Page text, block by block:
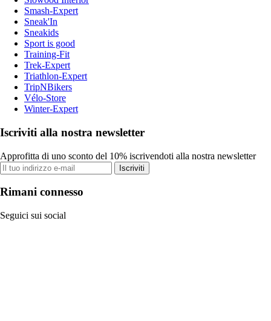
Smash-Expert
Sneak'In
Sneakids
Sport is good
Training-Fit
Trek-Expert
Triathlon-Expert
TripNBikers
Vélo-Store
Winter-Expert
Iscriviti alla nostra newsletter
Approfitta di uno sconto del 10% iscrivendoti alla nostra newsletter
Iscriviti
Rimani connesso
Seguici sui social